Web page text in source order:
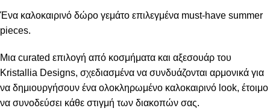
Ένα καλοκαιρινό δώρο γεμάτο επιλεγμένα must-have summer
pieces.
Μια curated επιλογή από κοσμήματα και αξεσουάρ του
Kristallia Designs, σχεδιασμένα να συνδυάζονται αρμονικά για
να δημιουργήσουν ένα ολοκληρωμένο καλοκαιρινό look, έτοιμο
να συνοδεύσει κάθε στιγμή των διακοπών σας.